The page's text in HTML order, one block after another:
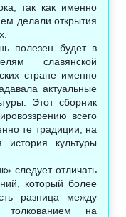
так как именно
делали открытия
полезен будет в
славянской
стране именно
актуальные
Этот сборник
всего
те традиции, на
история культуры
следует отличать
который более
разница между
на